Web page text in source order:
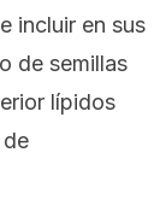
incluir en sus
de semillas
lípidos